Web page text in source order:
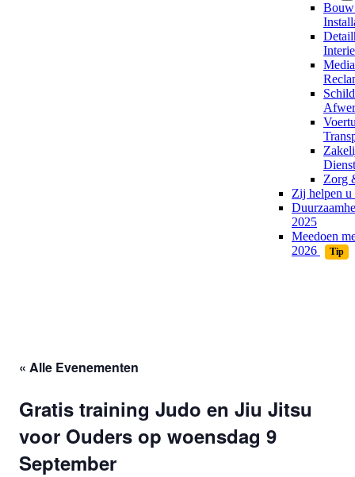
Zorg
Zij helpen u
2025
Meedoen
2026
Tip
« Alle Evenementen
Gratis training Judo en Jiu Jitsu
voor Ouders op woensdag 9
September